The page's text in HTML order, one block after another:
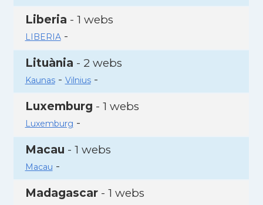
Liberia - 1 webs
LIBERIA-
Lituània - 2 webs
Kaunas- Vilnius-
Luxemburg - 1 webs
Luxemburg -
Macau - 1 webs
Macau -
Madagascar- 1 webs